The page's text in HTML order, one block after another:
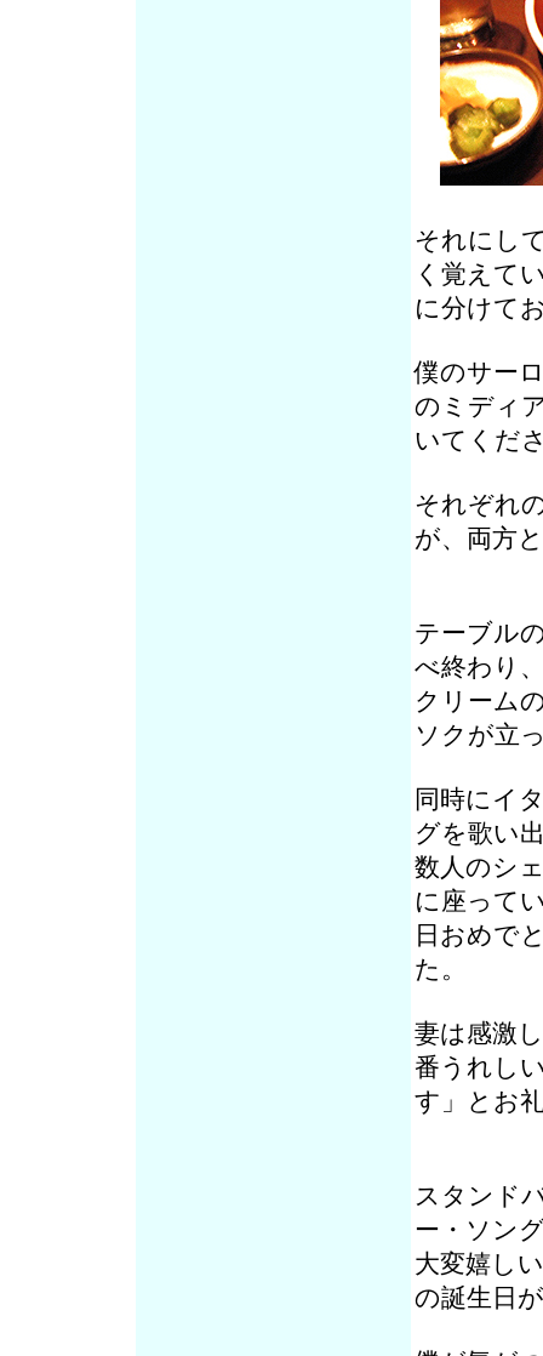
それにし
く覚えて
に分けて
僕のサー
のミディ
いてくだ
それぞれ
が、両方
テーブル
べ終わり
クリーム
ソクが立
同時にイ
グを歌い
数人のシ
に座って
日おめで
た。
妻は感激
番うれし
す」とお
スタンド
ー・ソン
大変嬉し
の誕生日